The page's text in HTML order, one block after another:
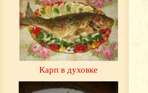
Карп в духовке